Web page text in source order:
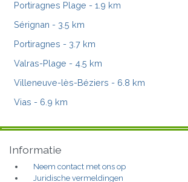
Portiragnes Plage - 1.9 km
Sérignan - 3.5 km
Portiragnes - 3.7 km
Valras-Plage - 4.5 km
Villeneuve-lès-Béziers - 6.8 km
Vias - 6.9 km
Informatie
Neem contact met ons op
Juridische vermeldingen